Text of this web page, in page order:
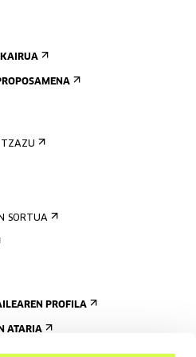
SORTUA
PROFILA
ATARIA